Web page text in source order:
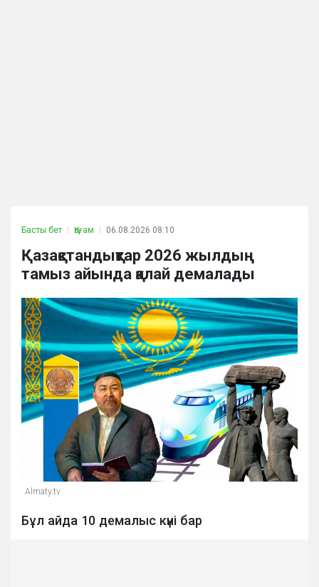
Басты бет Қоғам 06.08.2026 08:10
Қазақстандықтар 2026 жылдың
тамыз айында қалай демалады
Almaty.tv
Бұл айда 10 демалыс күні бар